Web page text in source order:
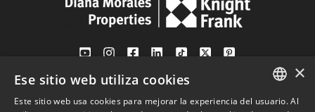
Av. Canovas del Castillo 4
1st Floor, Office 3
×
Ese sitio web utiliza cookies
Este sitio web usa cookies para mejorar la experiencia del usuario. Al